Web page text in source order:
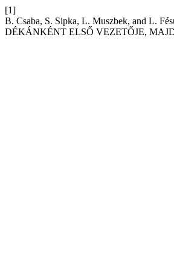
[1]
B. Csaba, S. Sipka, L. Muszbek, and L.
DÉKÁNKÉNT ELSŐ VEZETŐJE,